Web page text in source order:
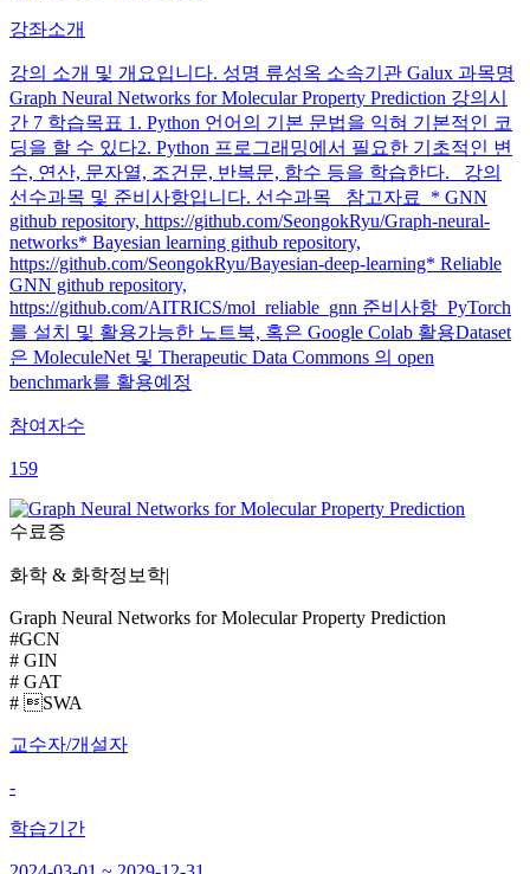
강좌소개
강의 소개 및 개요입니다. 성명 류성옥 소속기관 Galux 과목명
Graph Neural Networks for Molecular Property Prediction 강의시
간 7 학습목표 1. Python 언어의 기본 문법을 익혀 기본적인 코
딩을 할 수 있다2. Python 프로그래밍에서 필요한 기초적인 변
수, 연산, 문자열, 조건문, 반복문, 함수 등을 학습한다. 강의
선수과목 및 준비사항입니다. 선수과목 참고자료 * GNN
github repository, https://github.com/SeongokRyu/Graph-neural-
networks* Bayesian learning github repository,
https://github.com/SeongokRyu/Bayesian-deep-learning* Reliable
GNN github repository,
https://github.com/AITRICS/mol_reliable_gnn 준비사항 PyTorch
를 설치 및 활용가능한 노트북, 혹은 Google Colab 활용Dataset
은 MoleculeNet 및 Therapeutic Data Commons 의 open
benchmark를 활용예정
참여자수
159
수료증
화학 & 화학정보학|
Graph Neural Networks for Molecular Property Prediction
#GCN
# GIN
# GAT
# SWA
교수자/개설자
-
학습기간